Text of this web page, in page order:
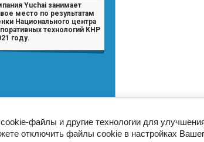
Yuchai занимает
место по результатам
Национального центра
технологий КНР
году.
cookie-файлы и другие технологии для
отключить файлы cookie в настройках